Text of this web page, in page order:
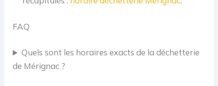
FAQ
Quels sont les horaires exacts de la déchetterie
de Mérignac ?